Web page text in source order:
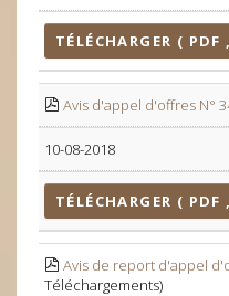
TÉLÉCHARGER (
Avis d'appel d'offres N°
10-08-2018
TÉLÉCHARGER (
Avis de report d'appel
Téléchargements)